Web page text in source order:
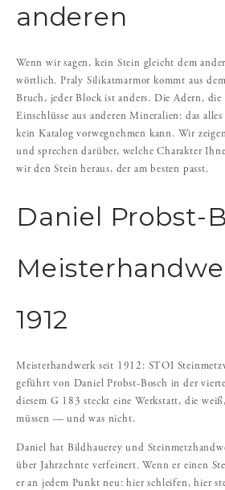
anderen
Wenn wir sagen, kein Stein gleicht dem
wörtlich. Praly Silikatmarmor kommt aus
Bruch, jeder Block ist anders. Die Adern,
Einschlüsse aus anderen Mineralien: das
kein Katalog vorwegnehmen kann. Wir
und sprechen darüber, welche Charakter
wir den Stein heraus, der am besten passt.
Daniel Probst-
1912
Meisterhandwerk seit 1912: STOI
geführt von Daniel Probst-Bosch in der
diesem G 183 steckt eine Werkstatt, die
müssen — und was nicht.
Daniel hat Bildhauerey und
über Jahrzehnte verfeinert. Wenn er einen
er an jedem Punkt neu: hier schleifen, hier